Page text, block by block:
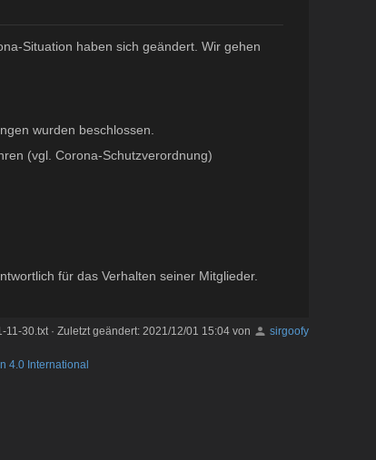
Situation haben sich geändert. Wir gehen
wurden beschlossen.
(vgl. Corona-Schutzverordnung)
für das Verhalten seiner Mitglieder.
11-30.txt· Zuletzt geändert:2021/12/01 15:04 von sirgoofy
4.0 International